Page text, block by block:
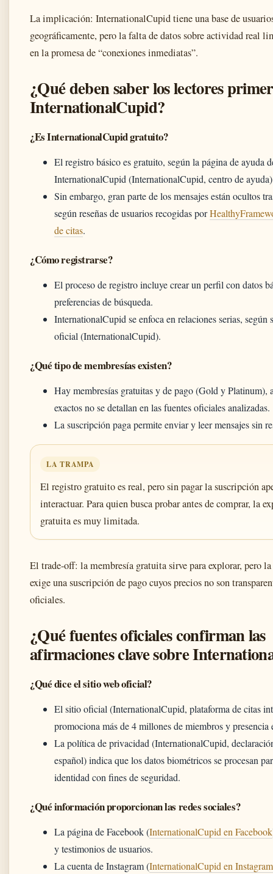
La implicación: InternationalCupid tiene una base de
geográficamente, pero la falta de datos sobre actividad real
en la promesa de “conexiones inmediatas”.
¿Qué deben saber los lectores
InternationalCupid?
¿Es InternationalCupid gratuito?
El registro básico es gratuito, según la página de ayuda
InternationalCupid (InternationalCupid, centro de
Sin embargo, gran parte de los mensajes están ocultos
según reseñas de usuarios recogidas por
de citas.
¿Cómo registrarse?
El proceso de registro incluye crear un perfil con datos
preferencias de búsqueda.
InternationalCupid se enfoca en relaciones serias, según
oficial (InternationalCupid).
¿Qué tipo de membresías existen?
Hay membresías gratuitas y de pago (Gold y Platinum),
exactos no se detallan en las fuentes oficiales analizadas.
La suscripción paga permite enviar y leer mensajes sin
LA TRAMPA
El registro gratuito es real, pero sin pagar la suscripción
interactuar. Para quien busca probar antes de comprar, la
gratuita es muy limitada.
El trade-off: la membresía gratuita sirve para explorar, pero
exige una suscripción de pago cuyos precios no son
oficiales.
¿Qué fuentes oficiales confirman las
afirmaciones clave sobre
¿Qué dice el sitio web oficial?
El sitio oficial (InternationalCupid, plataforma de citas
promociona más de 4 millones de miembros y presencia
La política de privacidad (InternationalCupid,
español) indica que los datos biométricos se procesan
identidad con fines de seguridad.
¿Qué información proporcionan las redes sociales?
La página de Facebook (InternationalCupid en Facebook
y testimonios de usuarios.
La cuenta de Instagram (InternationalCupid en Instagram